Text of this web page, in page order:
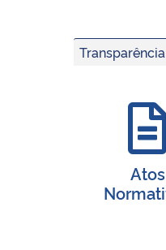
Transparência
Atos